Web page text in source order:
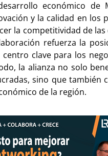
económico de
y la calidad en los
la competitividad de las
refuerza la
clave para los
la alianza no solo
sino que también
de la región.